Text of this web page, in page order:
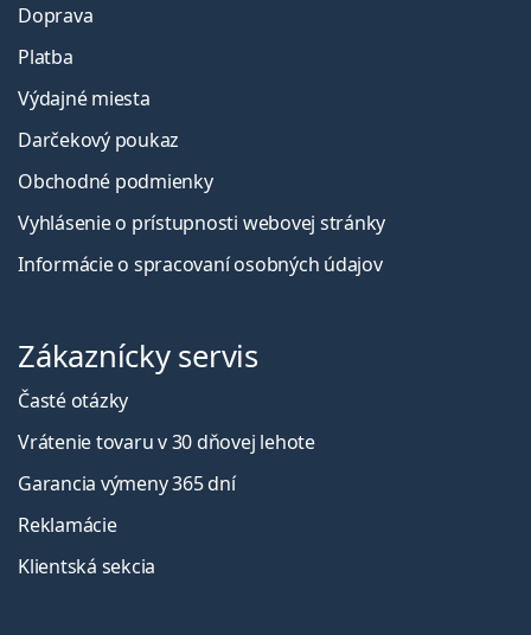
Doprava
Platba
Výdajné miesta
Darčekový poukaz
Obchodné podmienky
Vyhlásenie o prístupnosti webovej stránky
Informácie o spracovaní osobných údajov
Zákaznícky servis
Časté otázky
Vrátenie tovaru v 30 dňovej lehote
Garancia výmeny 365 dní
Reklamácie
Klientská sekcia